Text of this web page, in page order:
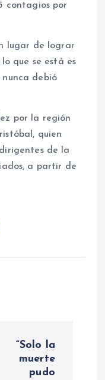
contagios por
lugar de lograr
que se está es
debió
por la región
quien
de la
a partir de
“Solo la
muerte
pudo